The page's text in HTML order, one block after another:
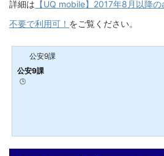
詳細は 【UQ mobile】2017年8月以降
不要で利用可！ をご覧ください。
公安9課
公安9課
🕒️